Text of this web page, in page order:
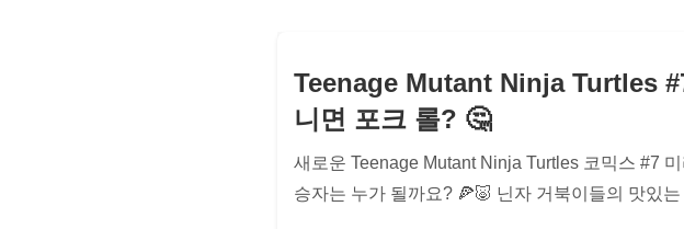
Teenage Mutant Ninja Turtles
니면 포크 롤? 🤔
새로운 Teenage Mutant Ninja Turtles 코믹스 #7
승자는 누가 될까요? 🍕🐷 닌자 거북이들의 맛있